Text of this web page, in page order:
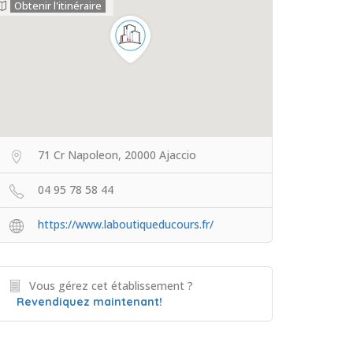
Obtenir l'itinéraire
71 Cr Napoleon, 20000 Ajaccio
04 95 78 58 44
https://www.laboutiqueducours.fr/
Vous gérez cet établissement ?
Revendiquez maintenant!